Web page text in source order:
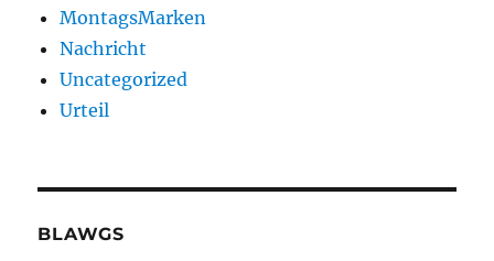
MontagsMarken
Nachricht
Uncategorized
Urteil
BLAWGS